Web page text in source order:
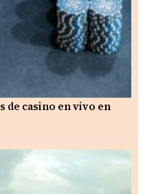
de casino en vivo en